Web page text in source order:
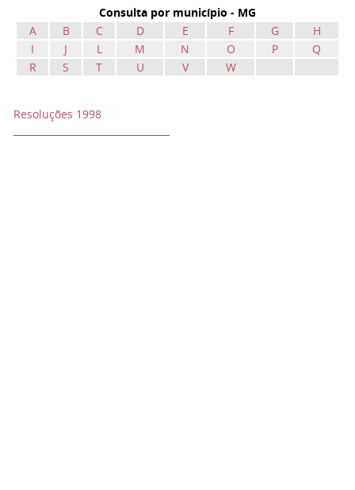
Consulta por município - MG
A
B C D E F G
H
I
J L M N O P
Q
R
S T U V W
Resoluções 1998